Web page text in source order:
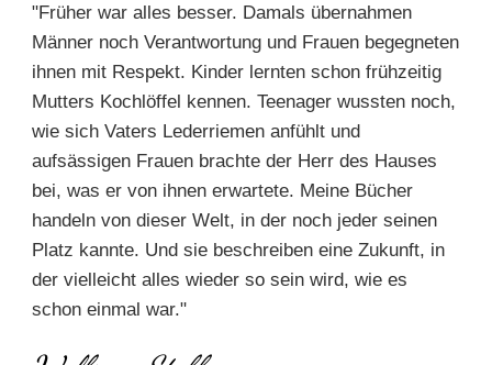
"Früher war alles besser. Damals übernahmen
Männer noch Verantwortung und Frauen begegneten
ihnen mit Respekt. Kinder lernten schon frühzeitig
Mutters Kochlöffel kennen. Teenager wussten noch,
wie sich Vaters Lederriemen anfühlt und
aufsässigen Frauen brachte der Herr des Hauses
bei, was er von ihnen erwartete. Meine Bücher
handeln von dieser Welt, in der noch jeder seinen
Platz kannte. Und sie beschreiben eine Zukunft, in
der vielleicht alles wieder so sein wird, wie es
schon einmal war."